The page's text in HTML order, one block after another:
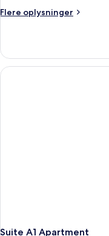
udsigt
(5
adultos)
Flere oplysninger
Flere
-
soveværelser
Suite A1 Apartment